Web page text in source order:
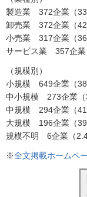
製造業 372企業（
卸売業 372企業（
小売業 317企業（
サービス業 357企業
（規模別）
小規模 649企業（
中小規模 273企業（
中規模 294企業（
大規模 196企業（
規模不明 6企業（2.4
※全文掲載ホームペ